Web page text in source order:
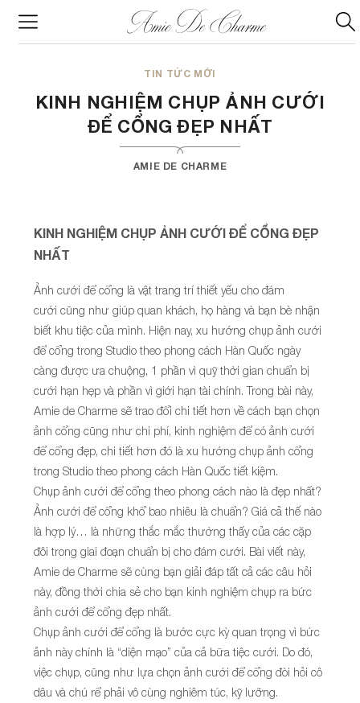
TIN TỨC MỚI
KINH NGHIỆM CHỤP ẢNH CƯỚI
ĐỂ CỔNG ĐẸP NHẤT
AMIE DE CHARME
KINH NGHIỆM CHỤP ẢNH CƯỚI ĐỂ CỔNG ĐẸP
NHẤT
Ảnh cưới để cổng là vật trang trí thiết yếu cho đám
cưới cũng như giúp quan khách, họ hàng và bạn bè nhận
biết khu tiệc của mình. Hiện nay, xu hướng chụp ảnh cưới
để cổng trong Studio theo phong cách Hàn Quốc ngày
càng được ưa chuộng, 1 phần vì quỹ thời gian chuẩn bị
cưới hạn hẹp và phần vì giới hạn tài chính. Trong bài này,
Amie de Charme sẽ trao đổi chi tiết hơn về cách bạn chọn
ảnh cổng cũng như chi phí, kinh nghiệm để có ảnh cưới
để cổng đẹp, chi tiết hơn đó là xu hướng chụp ảnh cổng
trong Studio theo phong cách Hàn Quốc tiết kiệm.
Chụp ảnh cưới để cổng theo phong cách nào là đẹp nhất?
Ảnh cưới để cổng khổ bao nhiêu là chuẩn? Giá cả thế nào
là hợp lý… là những thắc mắc thường thấy của các cặp
đôi trong giai đoạn chuẩn bị cho đám cưới. Bài viết này,
Amie de Charme sẽ cùng bạn giải đáp tất cả các câu hỏi
này, đồng thời chia sẻ cho bạn kinh nghiệm chụp ra bức
ảnh cưới để cổng đẹp nhất.
Chụp ảnh cưới để cổng là bước cực kỳ quan trọng vì bức
ảnh này chính là “diện mạo” của cả bữa tiệc cưới. Do đó,
việc chụp, cũng như lựa chọn ảnh cưới để cổng đòi hỏi cô
dâu và chú rể phải vô cùng nghiêm túc, kỹ lưỡng.